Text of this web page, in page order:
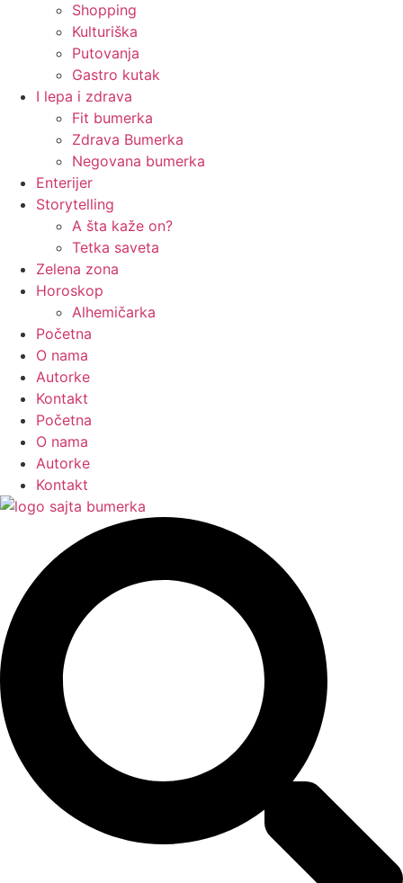
Shopping
Kulturiška
Putovanja
Gastro kutak
I lepa i zdrava
Fit bumerka
Zdrava Bumerka
Negovana bumerka
Enterijer
Storytelling
A šta kaže on?
Tetka saveta
Zelena zona
Horoskop
Alhemičarka
Početna
O nama
Autorke
Kontakt
Početna
O nama
Autorke
Kontakt